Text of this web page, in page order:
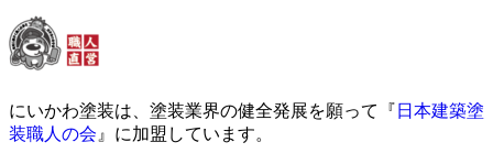
にいかわ塗装は、塗装業界の健全発展を願って『 日本建築塗
装職人の会 』に加盟しています。